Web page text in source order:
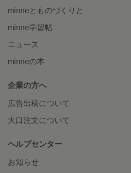
minneとものづくりと
minne学習帖
ニュース
minneの本
企業の方へ
広告出稿について
大口注文について
ヘルプセンター
お知らせ